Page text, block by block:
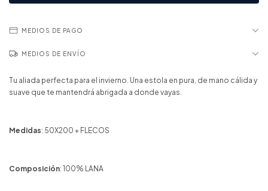
MEDIOS DE PAGO
MEDIOS DE ENVÍO
Tu aliada perfecta para el invierno. Una estola en pura, de mano cálida y
suave que te mantendrá abrigada a donde vayas.
Medidas: 50X200 + FLECOS
Composición: 100% LANA